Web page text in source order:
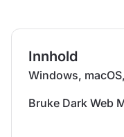
Innhold
Windows,
Bruke Dark Web